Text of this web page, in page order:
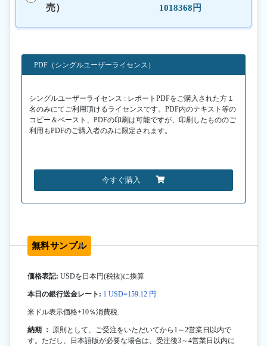
売）
1018368円
PDF（シングルユーザーライセンス）
シングルユーザーライセンス : レポートPDFをご購入された方１
名のみにてご利用頂けるライセンスです。PDF内のテキスト等の
コピー＆ペースト、PDFの印刷は可能ですが、印刷したもののご
利用もPDFのご購入者のみに限定されます。
今すぐ購入
無料サンプル
価格表記: USDを日本円(税抜)に換算
本日の銀行送金レート: 1 USD=159.12 円
米ドル表示価格+10％消費税.
納期 ： 原則として、ご受注をいただいてから1～2営業日以内で
す。ただし、日本語版が必要な場合は、受注後3～4営業日以内に